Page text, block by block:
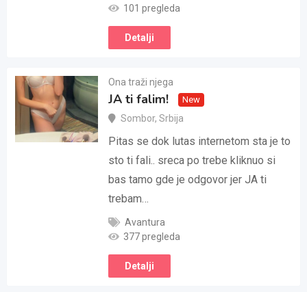
101 pregleda
Detalji
Ona traži njega
JA ti falim! New
Sombor, Srbija
Pitas se dok lutas internetom sta je to
sto ti fali.. sreca po trebe kliknuo si
bas tamo gde je odgovor jer JA ti
trebam…
Avantura
377 pregleda
Detalji